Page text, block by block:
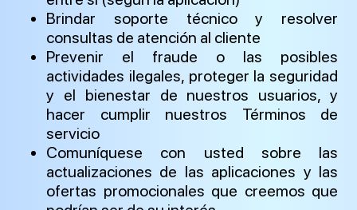
Brindar soporte técnico y resolver
consultas de atención al cliente
Prevenir el fraude o las posibles
actividades ilegales, proteger la seguridad
y el bienestar de nuestros usuarios, y
hacer cumplir nuestros Términos de
servicio
Comuníquese con usted sobre las
actualizaciones de las aplicaciones y las
ofertas promocionales que creemos que